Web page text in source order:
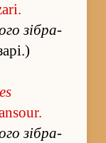
зі­бра­
зі­бра­